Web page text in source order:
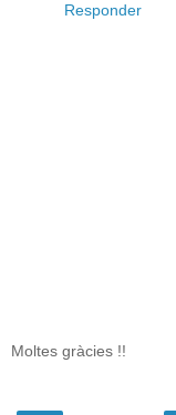
Responder
Moltes gràcies !!